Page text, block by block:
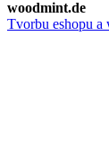
woodmint.de
Tvorbu eshopu